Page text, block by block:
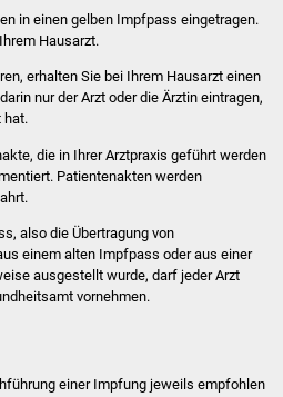
Kirchen
Lokale Agenda
Fachteam Jugend
Kinder- und
Familienzentrum
Stadtwerke
in einen gelben Impfpass eingetragen.
Hausarzt.
erhalten Sie bei Ihrem Hausarzt einen
nur der Arzt oder die Ärztin eintragen,
hat.
die in Ihrer Arztpraxis geführt werden
Patientenakten werden
also die Übertragung von
einem alten Impfpass oder aus einer
ausgestellt wurde, darf jeder Arzt
vornehmen.
einer Impfung jeweils empfohlen